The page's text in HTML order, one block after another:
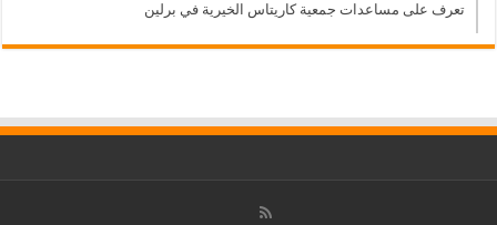
تعرف على مساعدات جمعية كاريتاس الخيرية في برلين